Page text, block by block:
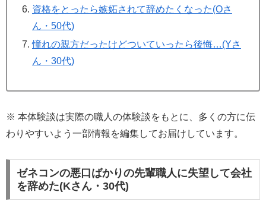
資格をとったら嫉妬されて辞めたくなった(Oさ
ん・50代)
憧れの親方だったけどついていったら後悔…(Yさ
ん・30代)
※ 本体験談は実際の職人の体験談をもとに、多くの方に伝
わりやすいよう一部情報を編集してお届けしています。
ゼネコンの悪口ばかりの先輩職人に失望して会社
を辞めた(Kさん・30代)